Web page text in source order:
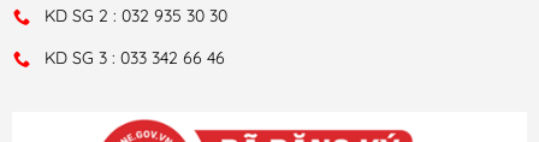
KD SG 2 : 032 935 30 30
KD SG 3 : 033 342 66 46